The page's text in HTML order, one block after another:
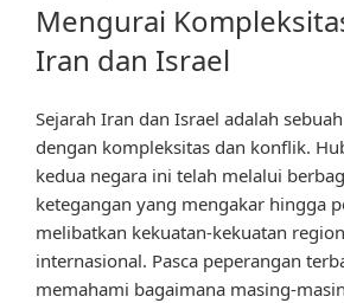
Mengurai
Iran dan Israel
Sejarah Iran dan Israel adalah
dengan kompleksitas dan konflik.
kedua negara ini telah melalui
ketegangan yang mengakar hingga
melibatkan kekuatan-kekuatan
internasional. Pasca peperangan
memahami bagaimana masing-